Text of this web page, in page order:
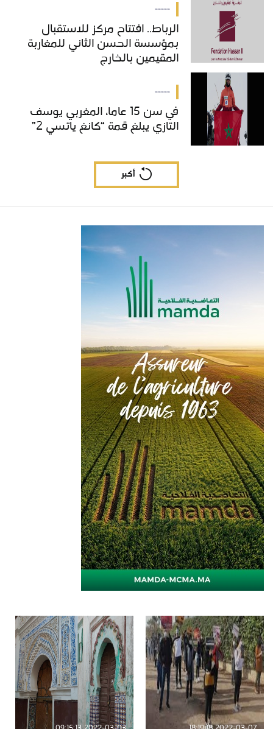
-----
الرباط.. افتتاح مركز للاستقبال
بمؤسسة الحسن الثاني للمغاربة
المقيمين بالخارج
-----
في سن 15 عاما، المغربي يوسف
التازي يبلغ قمة “كانغ ياتسي 2”
أكبر